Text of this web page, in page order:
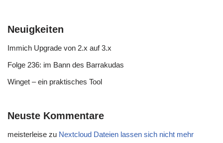
Neuigkeiten
Immich Upgrade von 2.x auf 3.x
Folge 236: im Bann des Barrakudas
Winget – ein praktisches Tool
Neuste Kommentare
meisterleise zu Nextcloud Dateien lassen sich nicht mehr